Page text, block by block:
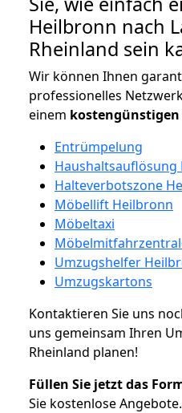
Heilbronn nach
Rheinland sein
Wir können Ihnen
professionelles
einem kostengünstigen
Entrümpelung
Haushaltsauflösung
Halteverbotszone
Möbellift Heilbronn
Möbeltaxi
Umzugshelfer
Umzugskartons
Kontaktieren Sie uns
uns gemeinsam Ihren
Rheinland planen!
Füllen Sie jetzt das
Sie kostenlose Angebote.